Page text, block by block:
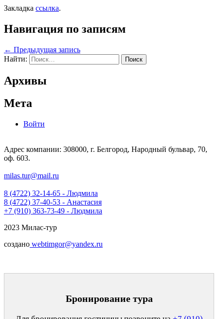
Закладка ссылка.
Навигация по записям
← Предыдущая запись
Найти:
Архивы
Мета
Войти
Адрес компании: 308000, г. Белгород, Народный бульвар, 70,
оф. 603.
milas.tur@mail.ru
8 (4722) 32-14-65 - Людмила
8 (4722) 37-40-53 - Анастасия
+7 (910) 363-73-49 - Людмила
2023 Милас-тур
создано webtimgor@yandex.ru
Бронирование тура